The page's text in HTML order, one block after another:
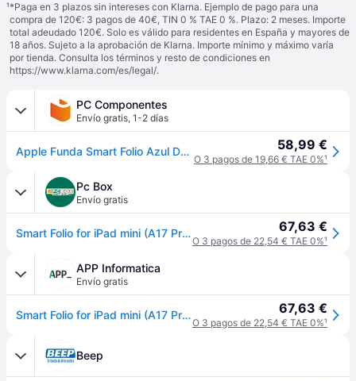
¹*Paga en 3 plazos sin intereses con Klarna. Ejemplo de pago para una
compra de 120€: 3 pagos de 40€, TIN 0 % TAE 0 %. Plazo: 2 meses. Importe
total adeudado 120€. Solo es válido para residentes en España y mayores de
18 años. Sujeto a la aprobación de Klarna. Importe mínimo y máximo varía
por tienda. Consulta los términos y resto de condiciones en
https://www.klarna.com/es/legal/.
PC Componentes
Envío gratis, 1-2 días
Apple Funda Smart Folio Azul Denim para iPad mini (A17 Pro) 58,99 €
O 3 pagos de 19,66 € TAE 0%¹
Pc Box
Envío gratis
Smart Folio for iPad mini (A17 Pro) - Denim 67,63 €
O 3 pagos de 22,54 € TAE 0%¹
APP Informatica
Envío gratis
Smart Folio for iPad mini (A17 Pro) - Denim 67,63 €
O 3 pagos de 22,54 € TAE 0%¹
Beep